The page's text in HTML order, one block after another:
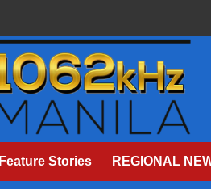
Feature Stories REGIONAL